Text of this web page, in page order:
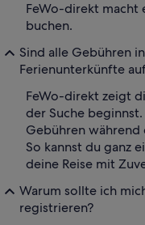
FeWo-direkt macht
buchen.
Sind alle Gebühren
Ferienunterkünfte
FeWo-direkt zeigt
der Suche
Gebühren während
So kannst du ganz
deine Reise mit
Warum sollte ich
registrieren?